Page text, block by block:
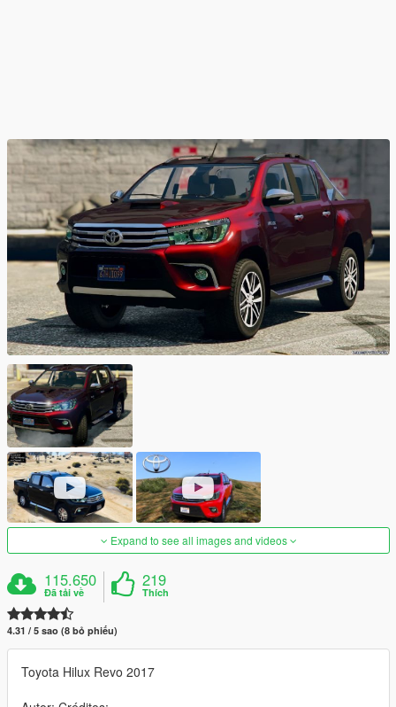
Expand to see all images and videos
115.650
Đã tải về
219
Thích
4.31 / 5 sao (8 bỏ phiếu)
Toyota Hilux Revo 2017